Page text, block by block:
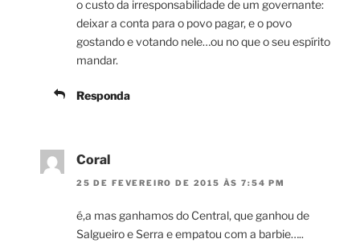
o custo da irresponsabilidade de um governante:
deixar a conta para o povo pagar, e o povo
gostando e votando nele…ou no que o seu espírito
mandar.
Responda
Coral
25 DE FEVEREIRO DE 2015 ÀS 7:54 PM
é,a mas ganhamos do Central, que ganhou de
Salgueiro e Serra e empatou com a barbie…..